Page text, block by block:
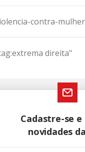
contra-mulher
direita"
Cadastre-se e
novidades